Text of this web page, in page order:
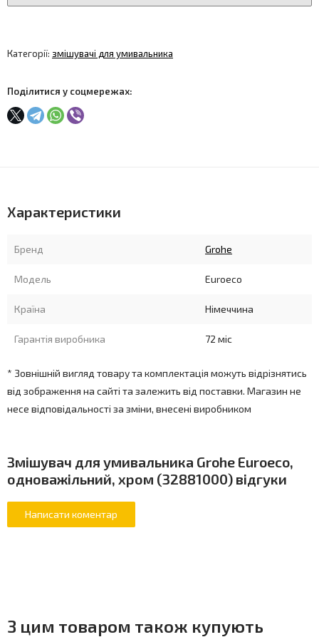
Категорії: змішувачі для умивальника
Поділитися у соцмережах:
Характеристики
Бренд Grohe
Модель Euroeco
Країна Німеччина
Гарантія виробника 72 міс
* Зовнішній вигляд товару та комплектація можуть відрізнятись
від зображення на сайті та залежить від поставки. Магазин не
несе відповідальності за зміни, внесені виробником
Змішувач для умивальника Grohe Euroeco,
одноважільний, хром (32881000) відгуки
З цим товаром також купують